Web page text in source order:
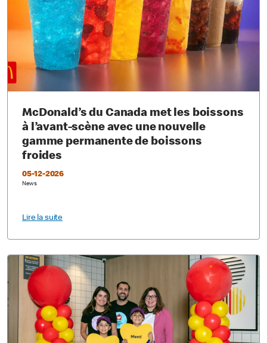
McDonald’s du Canada met les boissons
à l’avant-scène avec une nouvelle
gamme permanente de boissons
froides
05-12-2026
News
Lire la suite